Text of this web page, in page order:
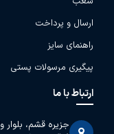
ارسال و پرداخت
راهنمای سایز
پیگیری مرسولات پستی
ارتباط با ما
جزیره قشم،